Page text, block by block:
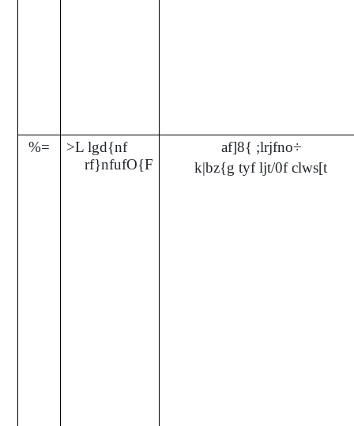
%=
>L lgd{nf
rf}nfufO{F
af]8{ ;lrjfno÷
k|bz{g tyf ljt/0f clws[t